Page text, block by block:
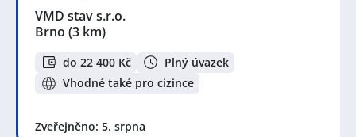
VMD stav s.r.o.
Brno (3 km)
do 22 400 Kč
Plný úvazek
Vhodné také pro cizince
Zveřejněno: 5. srpna